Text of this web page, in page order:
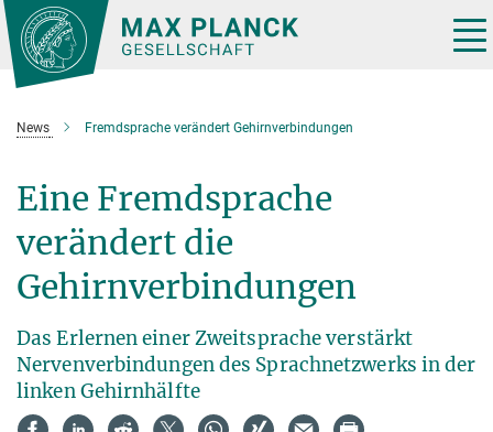
Hauptinhalt
News Fremdsprache verändert Gehirnverbindungen
Eine Fremdsprache
verändert die
Gehirnverbindungen
Das Erlernen einer Zweitsprache verstärkt
Nervenverbindungen des Sprachnetzwerks in der
linken Gehirnhälfte